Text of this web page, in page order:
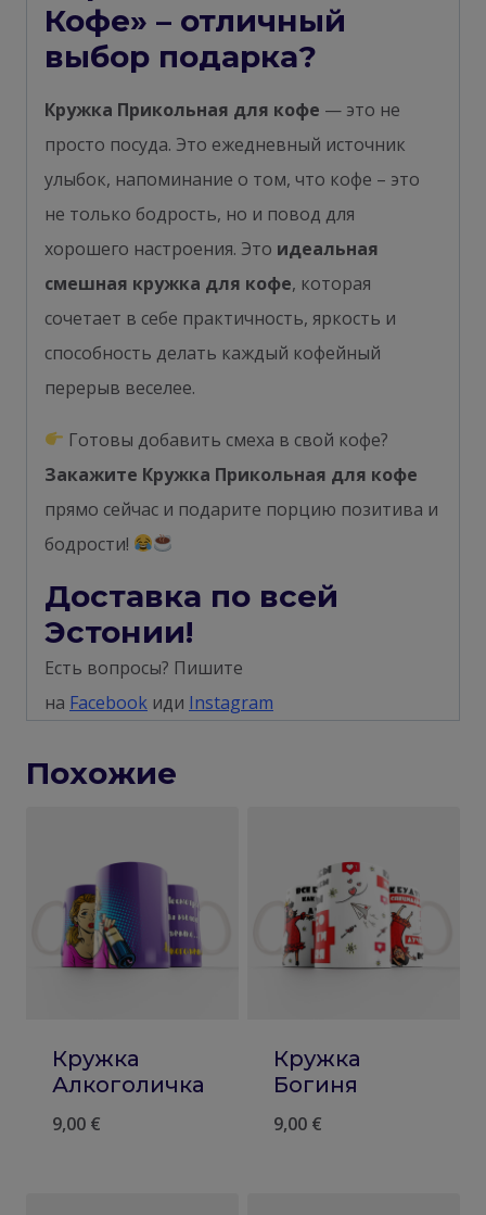
Кофе» – отличный
выбор подарка?
Кружка Прикольная для кофе — это не
просто посуда. Это ежедневный источник
улыбок, напоминание о том, что кофе – это
не только бодрость, но и повод для
хорошего настроения. Это идеальная
смешная кружка для кофе, которая
сочетает в себе практичность, яркость и
способность делать каждый кофейный
перерыв веселее.
Готовы добавить смеха в свой кофе?
Закажите Кружка Прикольная для кофе
прямо сейчас и подарите порцию позитива и
бодрости!
Доставка по всей
Эстонии!
Есть вопросы? Пишите
на Facebook иди Instagram
Похожие
Кружка
Алкоголичка
9,00 €
Кружка
Богиня
9,00 €